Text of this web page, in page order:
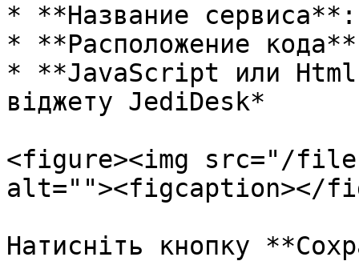
* **Название
* **Расположение
* **JavaScript или Html
віджету JediDesk*
<figure><img src="/files/
alt=""><figcaption></
Натисніть кнопку